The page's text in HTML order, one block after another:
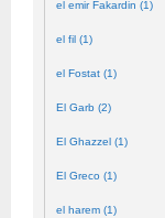
el emir Fakardin (1)
el fil (1)
el Fostat (1)
El Garb (2)
El Ghazzel (1)
El Greco (1)
el harem (1)